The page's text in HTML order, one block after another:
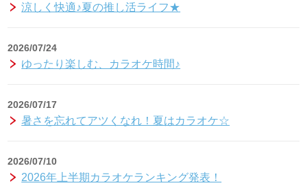
涼しく快適♪夏の推し活ライフ★
2026/07/24
ゆったり楽しむ、カラオケ時間♪
2026/07/17
暑さを忘れてアツくなれ！夏はカラオケ☆
2026/07/10
2026年上半期カラオケランキング発表！